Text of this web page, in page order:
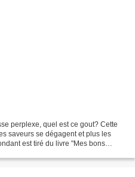
perplexe, quel est ce gout? Cette
saveurs se dégagent et plus les
est tiré du livre "Mes bons